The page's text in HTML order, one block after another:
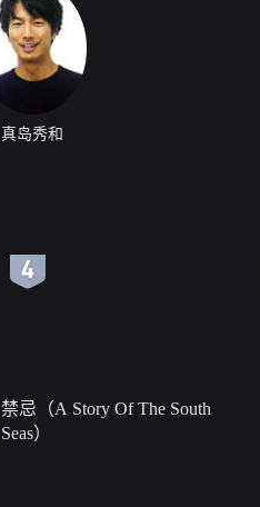
真岛秀和
禁忌（A Story Of The South
Seas）